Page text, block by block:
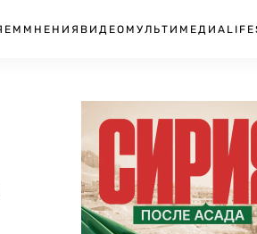
МНЕНИЯ ВИДЕО МУЛЬТИМЕДИА